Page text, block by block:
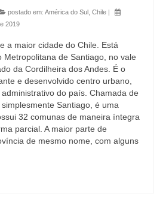
postado em: América do Sul Chile |
2019
a maior cidade do Chile. Está
Metropolitana de Santiago, no vale
da Cordilheira dos Andes. É o
e desenvolvido centro urbano,
do país. Chamada de
Santiago, é uma
32 comunas de maneira íntegra
parcial. A maior parte de
de mesmo nome, com alguns